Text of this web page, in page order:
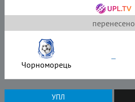
перенесено
Чорноморець –
УПЛ